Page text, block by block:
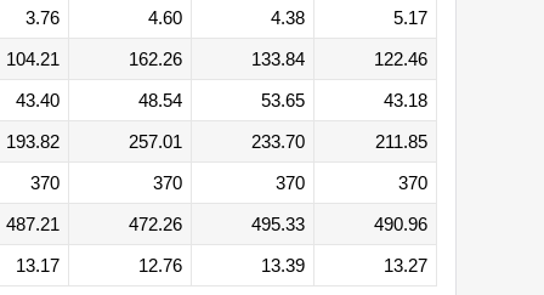
3.76
4.60 4.38
5.17
104.21
162.26 133.84
122.46
43.40
48.54 53.65
43.18
193.82
257.01 233.70
211.85
370
370 370
370
487.21
472.26 495.33
490.96
13.17
12.76 13.39 13.27